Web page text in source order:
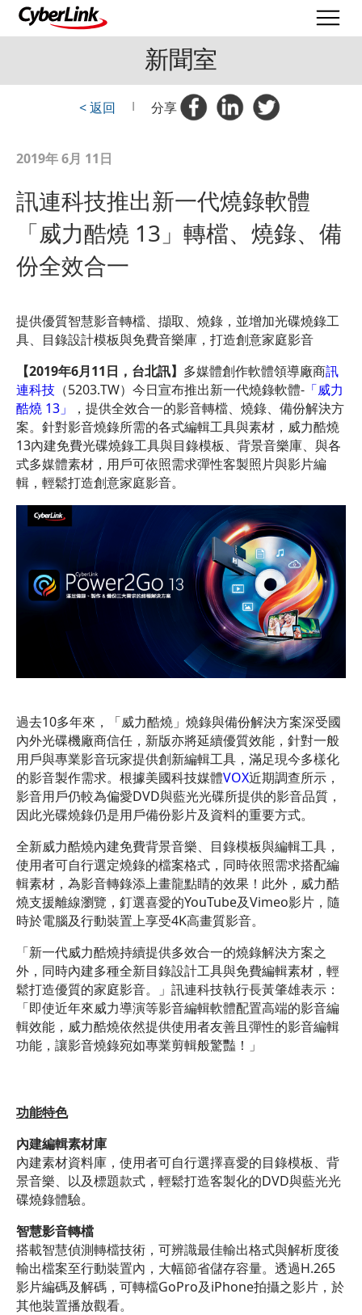
新聞室
< 返回 | 分享
2019年 6月 11日
訊連科技推出新一代燒錄軟體
「威力酷燒 13」轉檔、燒錄、備
份全效合一
提供優質智慧影音轉檔、擷取、燒錄，並增加光碟燒錄工
具、目錄設計模板與免費音樂庫，打造創意家庭影音
【2019年6月11日，台北訊】 多媒體創作軟體領導廠商訊
連科技 （5203.TW）今日宣布推出新一代燒錄軟體- 「威力
酷燒 13」
，提供全效合一的影音轉檔、燒錄、備份解決方
案。針對影音燒錄所需的各式編輯工具與素材，威力酷燒
13內建免費光碟燒錄工具與目錄模板、背景音樂庫、與各
式多媒體素材，用戶可依照需求彈性客製照片與影片編
輯，輕鬆打造創意家庭影音。
過去10多年來，「威力酷燒」燒錄與備份解決方案深受國
內外光碟機廠商信任，新版亦將延續優質效能，針對一般
用戶與專業影音玩家提供創新編輯工具，滿足現今多樣化
的影音製作需求。根據美國科技媒體VOX近期調查所示，
影音用戶仍較為偏愛DVD與藍光光碟所提供的影音品質，
因此光碟燒錄仍是用戶備份影片及資料的重要方式。
全新威力酷燒內建免費背景音樂、目錄模板與編輯工具，
使用者可自行選定燒錄的檔案格式，同時依照需求搭配編
輯素材，為影音轉錄添上畫龍點睛的效果！此外，威力酷
燒支援離線瀏覽，釘選喜愛的YouTube及Vimeo影片，隨
時於電腦及行動裝置上享受4K高畫質影音。
「新一代威力酷燒持續提供多效合一的燒錄解決方案之
外，同時內建多種全新目錄設計工具與免費編輯素材，輕
鬆打造優質的家庭影音。」訊連科技執行長黃肇雄表示：
「即使近年來威力導演等影音編輯軟體配置高端的影音編
輯效能，威力酷燒依然提供使用者友善且彈性的影音編輯
功能，讓影音燒錄宛如專業剪輯般驚豔！」
功能特色
內建編輯素材庫
內建素材資料庫，使用者可自行選擇喜愛的目錄模板、背
景音樂、以及標題款式，輕鬆打造客製化的DVD與藍光光
碟燒錄體驗。
智慧影音轉檔
搭載智慧偵測轉檔技術，可辨識最佳輸出格式與解析度後
輸出檔案至行動裝置內，大幅節省儲存容量。透過H.265
影片編碼及解碼，可轉檔GoPro及iPhone拍攝之影片，於
其他裝置播放觀看。